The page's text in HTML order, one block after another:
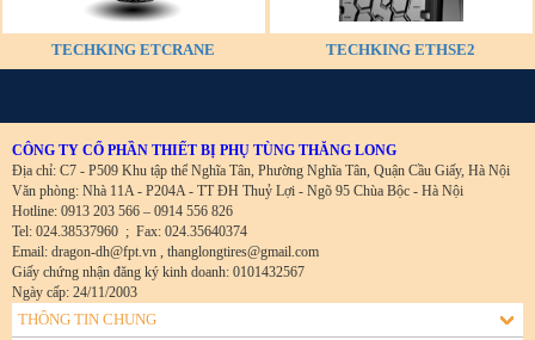
TECHKING ETCRANE TECHKING ETHSE2
CÔNG TY CỔ PHẦN THIẾT BỊ PHỤ TÙNG THĂNG LONG
Địa chỉ: C7 - P509 Khu tập thể Nghĩa Tân, Phường Nghĩa Tân, Quận Cầu Giấy, Hà Nội
Văn phòng: Nhà 11A - P204A - TT ĐH Thuỷ Lợi - Ngõ 95 Chùa Bộc - Hà Nội
Hotline: 0913 203 566 – 0914 556 826
Tel: 024.38537960 ; Fax: 024.35640374
Email: dragon-dh@fpt.vn , thanglongtires@gmail.com
Giấy chứng nhận đăng ký kinh doanh: 0101432567
Ngày cấp: 24/11/2003
THÔNG TIN CHUNG